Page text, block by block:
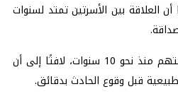
العلاقة بين الأسرتين تمتد لسنوات
وأشار إلى أن جودي تعرف المتهم منذ نحو 10 سنوات، لافتًا إلى أن
قبل وقوع الحادث بدقائق.